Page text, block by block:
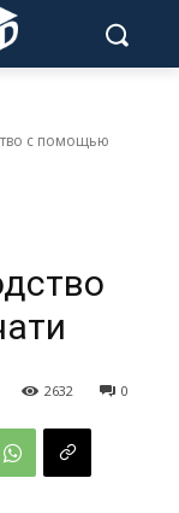
с помощью
0
2632